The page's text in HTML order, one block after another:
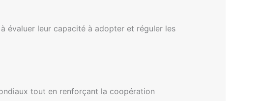
évaluer leur capacité à adopter et réguler les
tout en renforçant la coopération